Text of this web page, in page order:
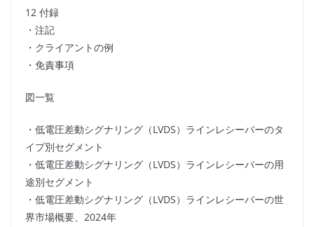
12 付録
・注記
・クライアントの例
・免責事項
図一覧
・低電圧差動シグナリング（LVDS）ラインレシーバーのタ
イプ別セグメント
・低電圧差動シグナリング（LVDS）ラインレシーバーの用
途別セグメント
・低電圧差動シグナリング（LVDS）ラインレシーバーの世
界市場概要、2024年